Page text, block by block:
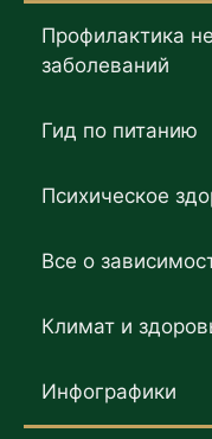
Профилактика
заболеваний
Гид по питанию
Психическое
Все о
Климат и
Инфографики